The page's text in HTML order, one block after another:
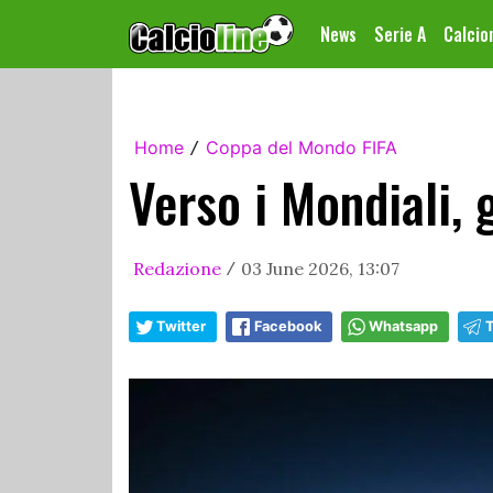
News Serie A
Home / Coppa del Mondo FIFA
Verso i Mondiali,
Redazione / 03 June 2026, 13:07
Twitter Facebook Whatsapp